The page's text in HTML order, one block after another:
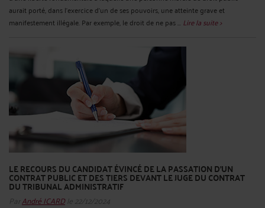
aurait porté, dans l'exercice d'un de ses pouvoirs, une atteinte grave et
manifestement illégale. Par exemple, le droit de ne pas ... Lire la suite >
LE RECOURS DU CANDIDAT ÉVINCÉ DE LA PASSATION D’UN
CONTRAT PUBLIC ET DES TIERS DEVANT LE JUGE DU CONTRAT
DU TRIBUNAL ADMINISTRATIF
ParAndré ICARDle 22/12/2024